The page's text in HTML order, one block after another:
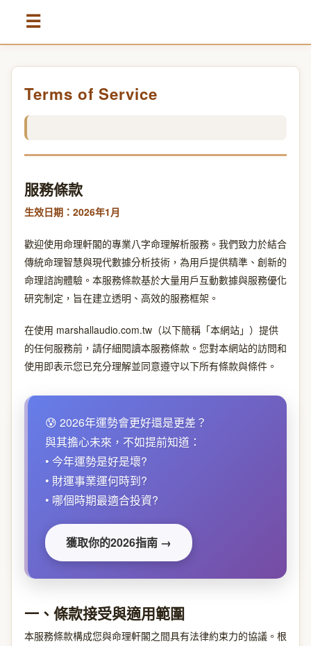
☰
Terms of Service
服務條款
生效日期：2026年1月
歡迎使用命理軒閣的專業八字命理解析服務。我們致力於結合
傳統命理智慧與現代數據分析技術，為用戶提供精準、創新的
命理諮詢體驗。本服務條款基於大量用戶互動數據與服務優化
研究制定，旨在建立透明、高效的服務框架。
在使用 marshallaudio.com.tw（以下簡稱「本網站」）提供
的任何服務前，請仔細閱讀本服務條款。您對本網站的訪問和
使用即表示您已充分理解並同意遵守以下所有條款與條件。
😰 2026年運勢會更好還是更差？
與其擔心未來，不如提前知道：
• 今年運勢是好是壞?
• 財運事業運何時到?
• 哪個時期最適合投資?
獲取你的2026指南 →
一、條款接受與適用範圍
本服務條款構成您與命理軒閣之間具有法律約束力的協議。根